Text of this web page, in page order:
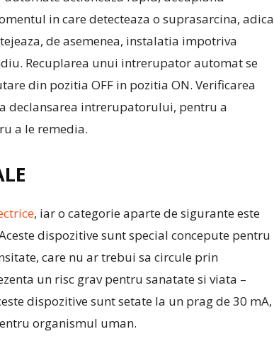
in care detecteaza o suprasarcina, adica
de asemenea, instalatia impotriva
Recuplarea unui intrerupator automat se
din pozitia OFF in pozitia ON. Verificarea
declansarea intrerupatorului, pentru a
a le remedia.
, iar o categorie aparte de sigurante este
dispozitive sunt special concepute pentru
care nu ar trebui sa circule prin
un risc grav pentru sanatate si viata –
dispozitive sunt setate la un prag de 30 mA,
organismul uman.